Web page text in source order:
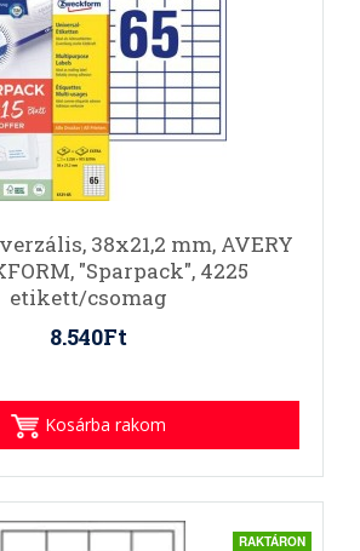
38x21,2 mm, AVERY
"Sparpack", 4225
etikett/csomag
8.540Ft
Kosárba rakom
RAKTÁRON